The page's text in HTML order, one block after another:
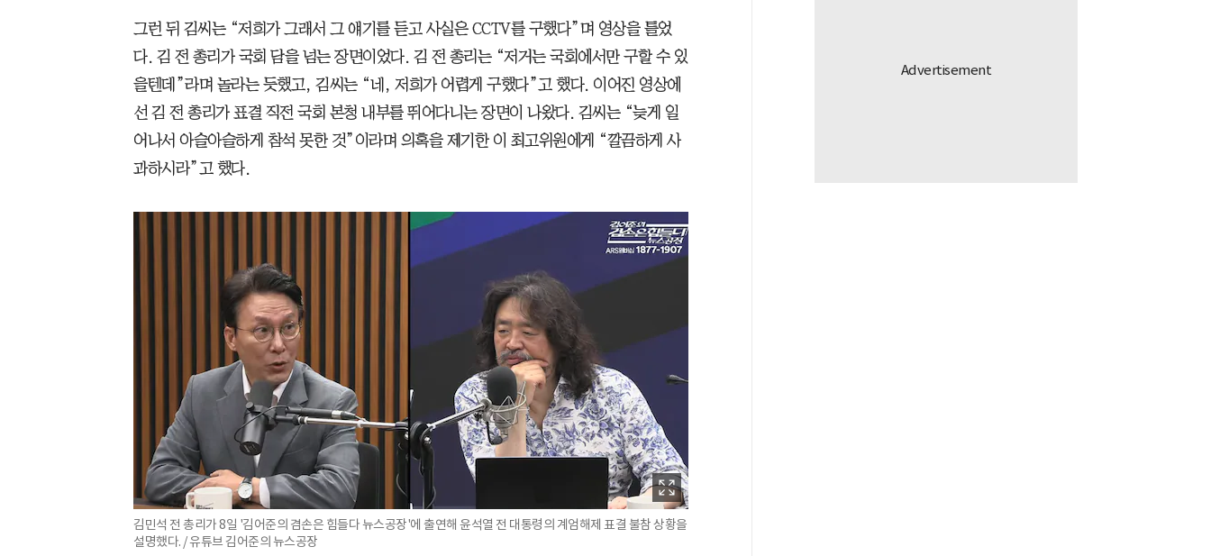
그런 뒤 김씨는 “저희가 그래서 그 얘기를 듣고 사실은 CCTV를 구했다”며 영상을 틀었
다. 김 전 총리가 국회 담을 넘는 장면이었다. 김 전 총리는 “저거는 국회에서만 구할 수 있
을텐데”라며 놀라는 듯했고, 김씨는 “네, 저희가 어렵게 구했다”고 했다. 이어진 영상에
선 김 전 총리가 표결 직전 국회 본청 내부를 뛰어다니는 장면이 나왔다. 김씨는 “늦게 일
어나서 아슬아슬하게 참석 못한 것”이라며 의혹을 제기한 이 최고위원에게 “깔끔하게 사
과하시라”고 했다.
김민석 전 총리가 8일 '김어준의 겸손은 힘들다 뉴스공장'에 출연해 윤석열 전 대통령의 계엄해제 표결 불참 상황을
설명했다. / 유튜브 김어준의 뉴스공장